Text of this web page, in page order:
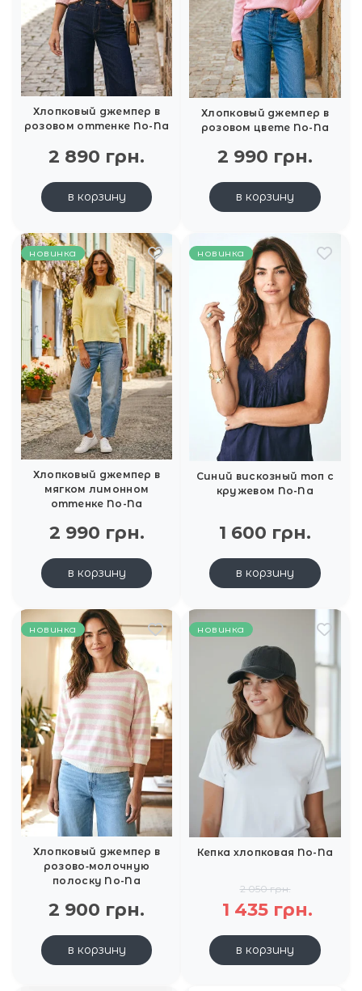
Хлопковый джемпер в
розовом оттенке No-Na
2 890 грн.
в корзину
Хлопковый джемпер в
розовом цвете No-Na
2 990 грн.
в корзину
новинка
Хлопковый джемпер в
мягком лимонном
оттенке No-Na
2 990 грн.
в корзину
новинка
Синий вискозный топ с
кружевом No-Na
1 600 грн.
в корзину
новинка
Хлопковый джемпер в
розово‑молочную
полоску No-Na
2 900 грн.
в корзину
новинка
Кепка хлопковая No-Na
2 050 грн.
1 435 грн.
в корзину